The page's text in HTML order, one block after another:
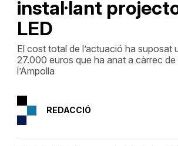
instal·lant
LED
El cost total de l’actuació ha suposat
27.000 euros que ha anat a càrrec de
l’Ampolla
REDACCIÓ